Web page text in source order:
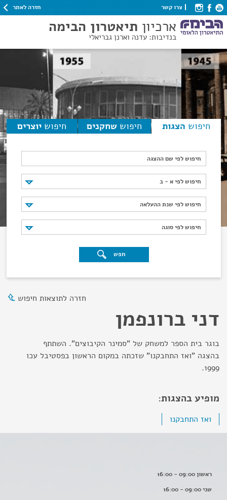
צרו קשר חזרה לאתר
ארכיון תיאטרון הבימה
בנדיבות: עדנה וארנן גבריאלי
חיפוש הצגות חיפוש שחקנים חיפוש יוצרים
חיפוש לפי שם ההצגה
חיפוש לפי א - ב
חיפוש לפי א - ב
חיפוש לפי שנת ההעלאה
חיפוש לפי שנת ההעלאה
חיפוש לפי סוגה
חיפוש לפי סוגה
חפש
חזרה לתוצאות חיפוש
דני ברונפמן
בוגר בית הספר למשחק של "סמינר הקיבוצים". השתתף
בהצגה "ואז התחבקנו" שזכתה במקום הראשון בפסטיבל עכו
1999.
מופיע בהצגות:
ואז התחבקנו
ראשון 09:00 - 16:00
שני 09:00 - 16:00